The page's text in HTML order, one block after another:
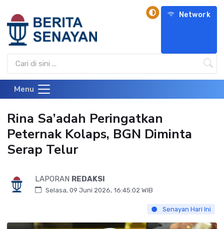
Network
Menu
Rina Sa’adah Peringatkan
Peternak Kolaps, BGN Diminta
Serap Telur
LAPORAN REDAKSI
Selasa, 09 Juni 2026, 16:45:02 WIB
Senayan Hari Ini